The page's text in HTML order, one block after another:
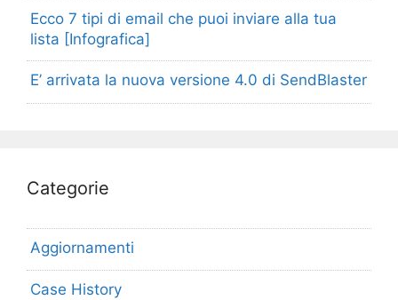
Ecco 7 tipi di email che puoi inviare alla tua
lista [Infografica]
E’ arrivata la nuova versione 4.0 di SendBlaster
Categorie
Aggiornamenti
Case History